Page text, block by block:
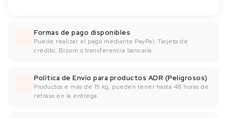
Formas de pago disponibles
Puede realizar el pago mediante PayPal, Tarjeta de
crédito, Bizum o transferencia bancaría.
Política de Envío para productos ADR (Peligrosos)
Productos e más de 15 kg, pueden tener hasta 48 horas de
retraso en la entrega.